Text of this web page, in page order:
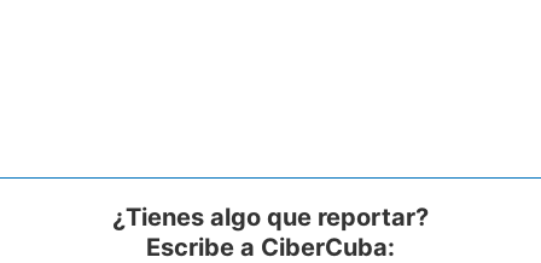
¿Tienes algo que reportar?
Escribe a CiberCuba: